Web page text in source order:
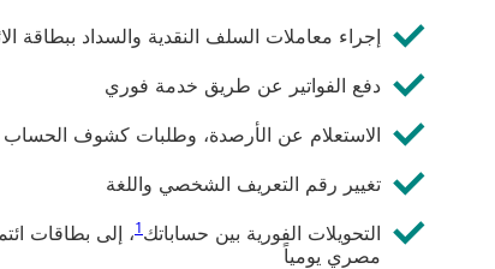
إجراء معاملات السلف النقدية والسداد ببطاقة
دفع الفواتير عن طريق خدمة فوري
الاستعلام عن الأرصدة، وطلبات كشوف الحساب
تغيير رقم التعريف الشخصي واللغة
التحويلات الفورية بين حساباتك 1
مصري يومياً